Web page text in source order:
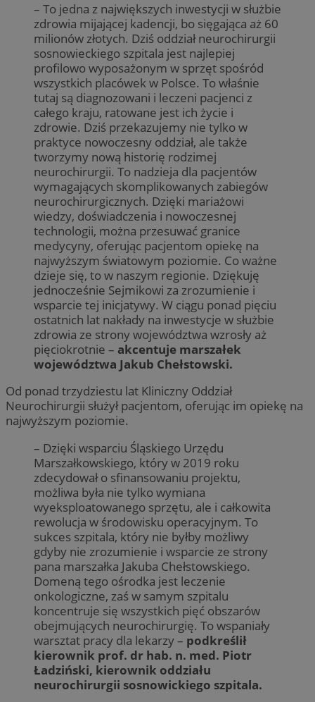
– To jedna z największych inwestycji w służbie
zdrowia mijającej kadencji, bo sięgająca aż 60
milionów złotych. Dziś oddział neurochirurgii
sosnowieckiego szpitala jest najlepiej
profilowo wyposażonym w sprzęt spośród
wszystkich placówek w Polsce. To właśnie
tutaj są diagnozowani i leczeni pacjenci z
całego kraju, ratowane jest ich życie i
zdrowie. Dziś przekazujemy nie tylko w
praktyce nowoczesny oddział, ale także
tworzymy nową historię rodzimej
neurochirurgii. To nadzieja dla pacjentów
wymagających skomplikowanych zabiegów
neurochirurgicznych. Dzięki mariażowi
wiedzy, doświadczenia i nowoczesnej
technologii, można przesuwać granice
medycyny, oferując pacjentom opiekę na
najwyższym światowym poziomie. Co ważne
dzieje się, to w naszym regionie. Dziękuję
jednocześnie Sejmikowi za zrozumienie i
wsparcie tej inicjatywy. W ciągu ponad pięciu
ostatnich lat nakłady na inwestycje w służbie
zdrowia ze strony województwa wzrosły aż
pięciokrotnie – akcentuje marszałek
województwa Jakub Chełstowski.
Od ponad trzydziestu lat Kliniczny Oddział
Neurochirurgii służył pacjentom, oferując im opiekę na
najwyższym poziomie.
– Dzięki wsparciu Śląskiego Urzędu
Marszałkowskiego, który w 2019 roku
zdecydował o sfinansowaniu projektu,
możliwa była nie tylko wymiana
wyeksploatowanego sprzętu, ale i całkowita
rewolucja w środowisku operacyjnym. To
sukces szpitala, który nie byłby możliwy
gdyby nie zrozumienie i wsparcie ze strony
pana marszałka Jakuba Chełstowskiego.
Domeną tego ośrodka jest leczenie
onkologiczne, zaś w samym szpitalu
koncentruje się wszystkich pięć obszarów
obejmujących neurochirurgię. To wspaniały
warsztat pracy dla lekarzy – podkreślił
kierownik prof. dr hab. n. med. Piotr
Ładziński, kierownik oddziału
neurochirurgii sosnowickiego szpitala.